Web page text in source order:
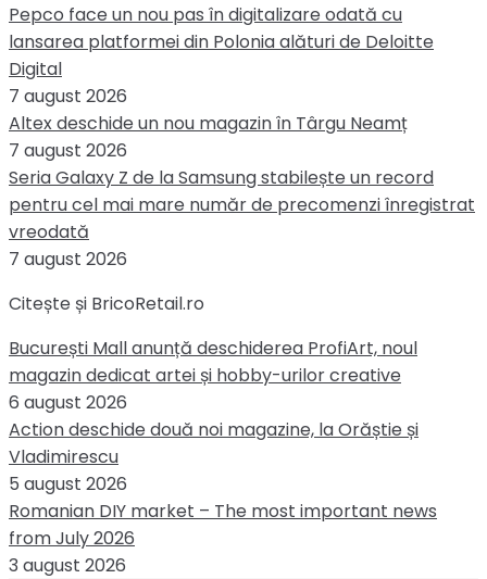
Pepco face un nou pas în digitalizare odată cu
lansarea platformei din Polonia alături de Deloitte
Digital
7 august 2026
Altex deschide un nou magazin în Târgu Neamț
7 august 2026
Seria Galaxy Z de la Samsung stabilește un record
pentru cel mai mare număr de precomenzi înregistrat
vreodată
7 august 2026
Citește și BricoRetail.ro
București Mall anunță deschiderea ProfiArt, noul
magazin dedicat artei și hobby-urilor creative
6 august 2026
Action deschide două noi magazine, la Orăștie și
Vladimirescu
5 august 2026
Romanian DIY market – The most important news
from July 2026
3 august 2026